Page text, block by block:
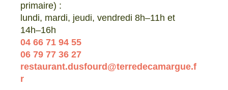
primaire) :
lundi, mardi, jeudi, vendredi 8h–11h et
14h–16h
04 66 71 94 55
06 79 77 36 27
restaurant.dusfourd@terredecamargue.f
r